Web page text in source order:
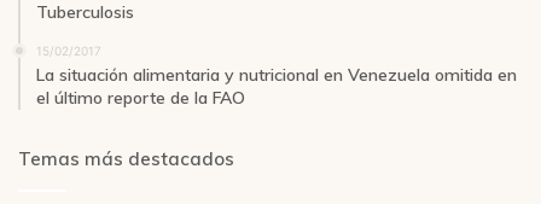
Tuberculosis
15/02/2017
La situación alimentaria y nutricional en Venezuela omitida en
el último reporte de la FAO
Temas más destacados